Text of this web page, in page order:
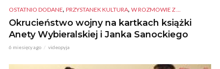
OSTATNIO DODANE, PRZYSTANEK KULTURA, W ROZMOWIE Z ...
Okrucieństwo wojny na kartkach książki
Anety Wybieralskiej i Janka Sanockiego
6 miesięcy ago videopyja